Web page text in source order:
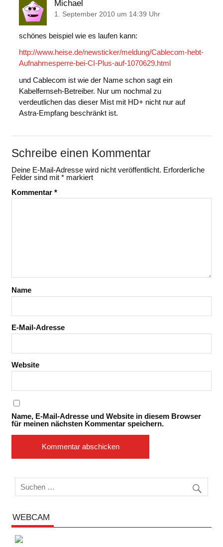
Michael
1. September 2010 um 14:39 Uhr
schönes beispiel wie es laufen kann:
http://www.heise.de/newsticker/meldung/Cablecom-hebt-
Aufnahmesperre-bei-CI-Plus-auf-1070629.html
und Cablecom ist wie der Name schon sagt ein
Kabelfernseh-Betreiber. Nur um nochmal zu
verdeutlichen das dieser Mist mit HD+ nicht nur auf
Astra-Empfang beschränkt ist.
Schreibe einen Kommentar
Deine E-Mail-Adresse wird nicht veröffentlicht. Erforderliche
Felder sind mit *markiert
Kommentar *
Name
E-Mail-Adresse
Website
Name, E-Mail-Adresse und Website in diesem Browser
für meinen nächsten Kommentar speichern.
WEBCAM